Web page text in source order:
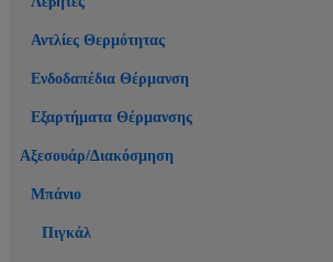
Αντλίες Θερμότητας
Ενδοδαπέδια Θέρμανση
Εξαρτήματα Θέρμανσης
Αξεσουάρ/Διακόσμηση
Μπάνιο
Πιγκάλ